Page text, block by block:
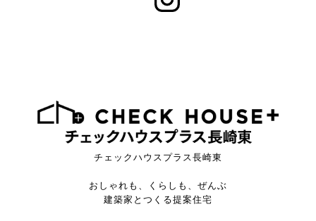
チェックハウスプラス長崎東
おしゃれも、くらしも、ぜんぶ
建築家とつくる提案住宅